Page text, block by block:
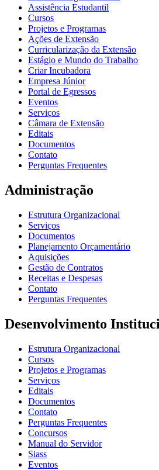
Assistência Estudantil
Cursos
Projetos e Programas
Ações de Extensão
Curricularização da Extensão
Estágio e Mundo do Trabalho
Criar Incubadora
Empresa Júnior
Portal de Egressos
Eventos
Serviços
Câmara de Extensão
Editais
Documentos
Contato
Perguntas Frequentes
Administração
Estrutura Organizacional
Serviços
Documentos
Planejamento Orçamentário
Aquisições
Gestão de Contratos
Receitas e Despesas
Contato
Perguntas Frequentes
Desenvolvimento
Estrutura Organizacional
Cursos
Projetos e Programas
Serviços
Editais
Documentos
Contato
Perguntas Frequentes
Concursos
Manual do Servidor
Siass
Eventos